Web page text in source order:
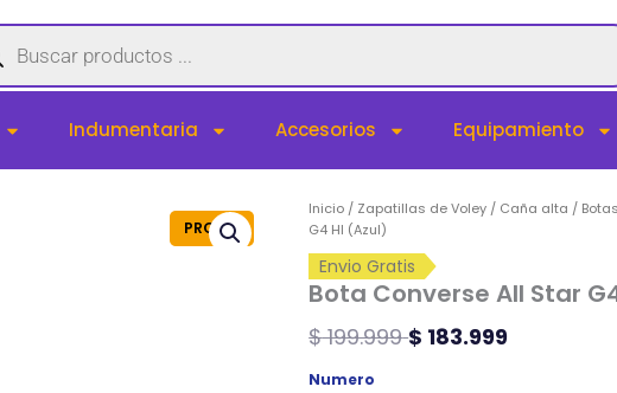
Indumentaria Accesorios Equipamiento
PROMO
Inicio / Zapatillas de Voley / Caña alta / Botas
G4 HI (Azul)
Envio Gratis
Bota Converse All Star
$199.999 $ 183.999
Numero
Bota
Converse
All
Star
G4
HI
(Azul)
cantidad